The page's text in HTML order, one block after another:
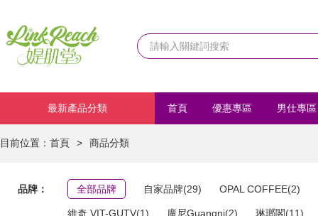
最新產品分類 首頁 優惠專區 男仕專區
目前位置： 首頁 > 商品分類
品牌： 全部品牌 自家品牌(29) OPAL COFFEE(2)
維奇 VIT-GUTV(1) 廣尼Guangni(2) 琳瑯閣(11)